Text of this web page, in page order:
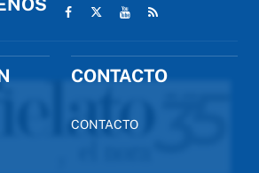
CONTACTO
CONTACTO